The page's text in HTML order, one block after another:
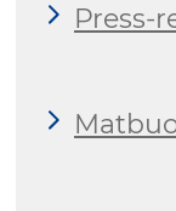
Press-